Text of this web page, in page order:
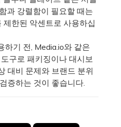
과 강렬함이 필요할 때는
한된 악센트로 사용하십
기 전, Media.io와 같은
구로 패키징이나 대시보
대비 문제와 브랜드 분위
증하는 것이 좋습니다.